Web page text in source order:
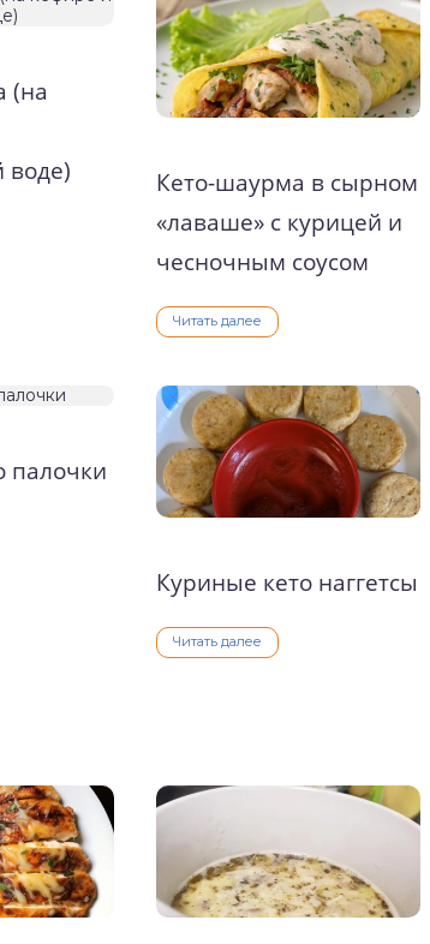
(на
воде)
Кето-шаурма в сырном
«лаваше» с курицей и
чесночным соусом
Читать далее
палочки
Куриные кето наггетсы
Читать далее